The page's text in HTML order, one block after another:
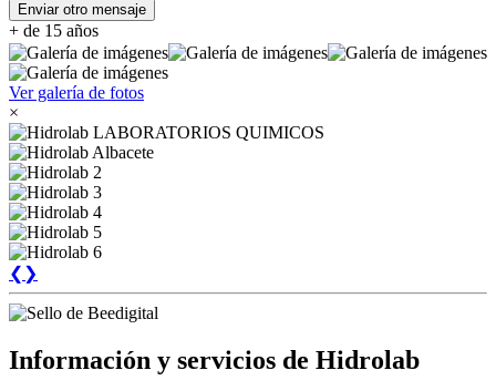
Enviar otro mensaje
+ de 15 años
Ver galería de fotos
×
❮ ❯
Información y servicios de Hidrolab